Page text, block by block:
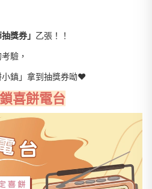
抽獎券」 乙張！！
驗，
小鎮」拿到抽獎券呦❤️
喜餅電台